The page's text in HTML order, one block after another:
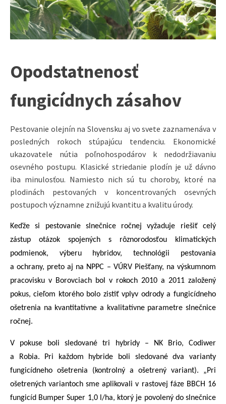
Opodstatnenosť
fungicídnych zásahov
Pestovanie olejnín na Slovensku aj vo svete zaznamenáva v
posledných rokoch stúpajúcu tendenciu. Ekonomické
ukazovatele nútia poľnohospodárov k nedodržiavaniu
osevného postupu. Klasické striedanie plodín je už dávno
iba minulosťou. Namiesto nich sú tu choroby, ktoré na
plodinách pestovaných v koncentrovaných osevných
postupoch významne znižujú kvantitu a kvalitu úrody.
Keďže si pestovanie slnečnice ročnej vyžaduje riešiť celý
zástup otázok spojených s rôznorodosťou klimatických
podmienok, výberu hybridov, technológii pestovania
a ochrany, preto aj na NPPC – VÚRV Piešťany, na výskumnom
pracovisku v Borovciach bol v rokoch 2010 a 2011 založený
pokus, cieľom ktorého bolo zistiť vplyv odrody a fungicídneho
ošetrenia na kvantitatívne a kvalitatívne parametre slnečnice
ročnej.
V pokuse boli sledované tri hybridy – NK Brio, Codiwer
a Robia. Pri každom hybride boli sledované dva varianty
fungicídneho ošetrenia (kontrolný a ošetrený variant). „Pri
ošetrených variantoch sme aplikovali v rastovej fáze BBCH 16
fungicíd Bumper Super 1,0 l/ha, ktorý je povolený do slnečnice